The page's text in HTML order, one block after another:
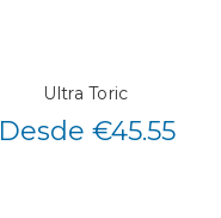
Ultra Toric
Desde €45.55